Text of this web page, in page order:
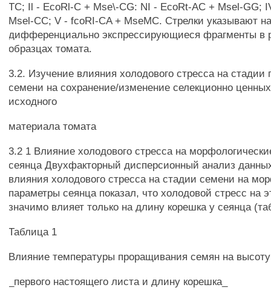
TC; Il - EcoRl-C + Mse\-CG: NI - EcoRt-AC + Msel-GG;
Msel-CC; V - fcoRI-CA + MseMC. Стрелки указывают
дифференциально экспрессирующиеся фрагменты в
образцах томата.
3.2. Изучение влияния холодового стресса на стадии
семени на сохранение/изменение селекционно
исходного
материала томата
3.2 1 Влияние холодового стресса на
сеянца Двухфакторный дисперсионный анализ
влияния холодового стресса на стадии семени на
параметры сеянца показал, что холодовой стресс на
значимо влияет только на длину корешка у сеянца
Таблица 1
Влияние температуры проращивания семян на
_первого настоящего листа и длину корешка_